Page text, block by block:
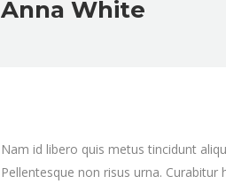
Anna White
Nam id libero quis metus tincidunt
Pellentesque non risus urna. Curabitur